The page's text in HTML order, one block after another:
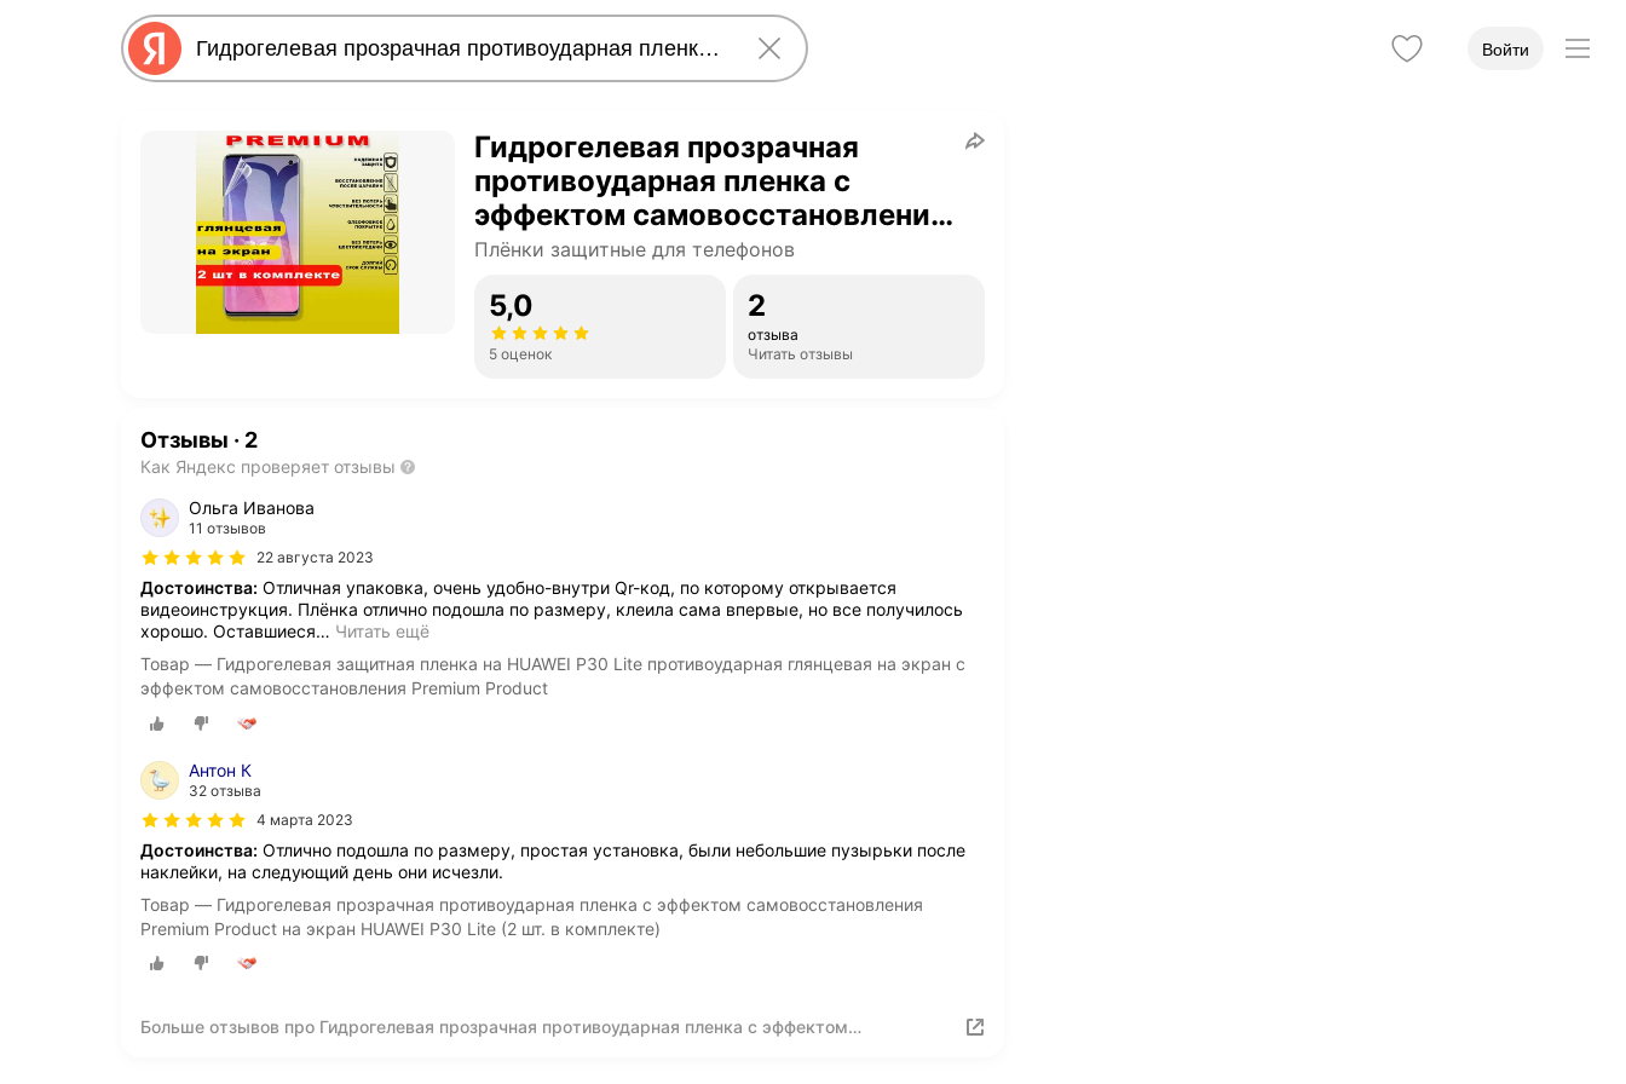
Войти
Гидрогелевая прозрачная
противоударная пленка с
эффектом самовосстановления
Premium Product на экран
комплекте)
Плёнки защитные для телефонов
5,0
5 оценок
2
отзыва
Читать отзывы
Отзывы · 2
Как Яндекс проверяет отзывы
Ольга Иванова
11 отзывов
22 августа 2023
Достоинства: Отличная упаковка, очень удобно-внутри Qr-код, по которому открывается
видеоинструкция. Плёнка отлично подошла по размеру, клеила сама впервые, но все получилось
хорошо. Оставшиеся… Читать ещё
Товар — Гидрогелевая защитная пленка на HUAWEI P30 Lite противоударная глянцевая на экран с
эффектом самовосстановления Premium Product
Антон К
32 отзыва
4 марта 2023
Достоинства: Отлично подошла по размеру, простая установка, были небольшие пузырьки после
наклейки, на следующий день они исчезли.
Товар — Гидрогелевая прозрачная противоударная пленка с эффектом самовосстановления
Premium Product на экран HUAWEI P30 Lite (2 шт. в комплекте)
Больше отзывов про Гидрогелевая прозрачная противоударная пленка с эффектом